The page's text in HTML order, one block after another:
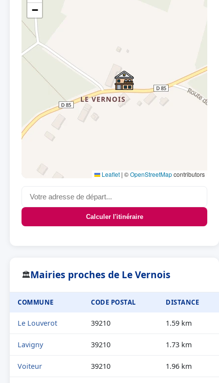
−
Leaflet | ©OpenStreetMapcontributors
Calculer l'itinéraire
🏛Mairies proches de Le Vernois
COMMUNE CODE POSTAL DISTANCE
Le Louverot 39210 1.59 km
Lavigny 39210 1.73 km
Voiteur 39210 1.96 km